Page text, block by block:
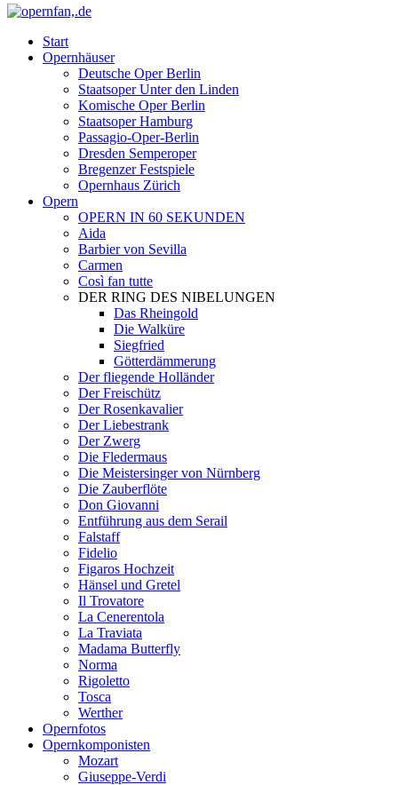
Start
Opernhäuser
Deutsche Oper Berlin
Staatsoper Unter den Linden
Komische Oper Berlin
Staatsoper Hamburg
Passagio-Oper-Berlin
Dresden Semperoper
Bregenzer Festspiele
Opernhaus Zürich
Opern
OPERN IN 60 SEKUNDEN
Aida
Barbier von Sevilla
Carmen
Così fan tutte
DER RING DES NIBELUNGEN
Das Rheingold
Die Walküre
Siegfried
Götterdämmerung
Der fliegende Holländer
Der Freischütz
Der Rosenkavalier
Der Liebestrank
Der Zwerg
Die Fledermaus
Die Meistersinger von Nürnberg
Die Zauberflöte
Don Giovanni
Entführung aus dem Serail
Falstaff
Fidelio
Figaros Hochzeit
Hänsel und Gretel
Il Trovatore
La Cenerentola
La Traviata
Madama Butterfly
Norma
Rigoletto
Tosca
Werther
Opernfotos
Opernkomponisten
Mozart
Giuseppe-Verdi